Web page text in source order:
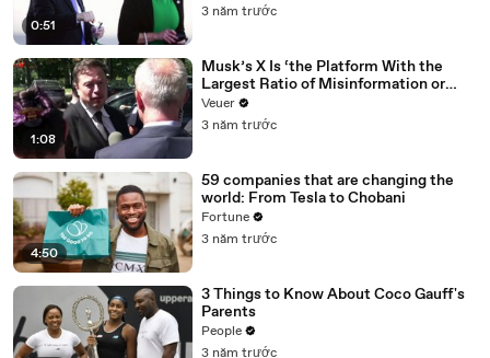
0:51
3 năm trước
1:08
Musk’s X Is ‘the Platform With the
Largest Ratio of Misinformation or
Disinformation’ Amongst All Social
Media Platforms
Veuer
3 năm trước
4:50
59 companies that are changing the
world: From Tesla to Chobani
Fortune
3 năm trước
3 Things to Know About Coco Gauff's
Parents
People
3 năm trước